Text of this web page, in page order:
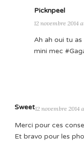
Picknpeel
12 novembre 2014
Ah ah oui tu
mini mec
Sweet12 novembre 2014
Merci pour ces
Et bravo pour les